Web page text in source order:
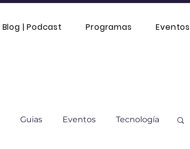
Blog | Podcast Programas Eventos
Guias Eventos Tecnología